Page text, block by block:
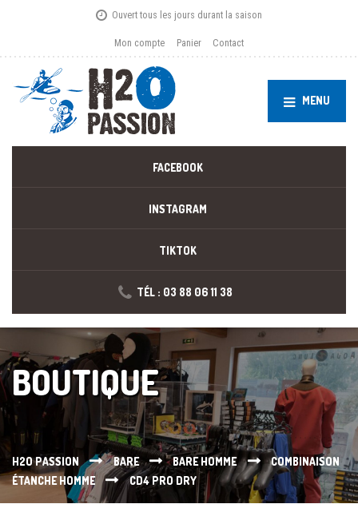
Ouvert tous les jours durant la saison
Mon compte Panier Contact
MENU
FACEBOOK
INSTAGRAM
TIKTOK
TÉL : 03 88 06 11 38
BOUTIQUE
H2O PASSION BARE BARE HOMME
COMBINAISON
ÉTANCHE HOMME
CD4 PRO DRY